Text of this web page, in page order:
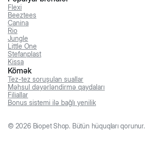
Flexi
Beeztees
Canina
Rio
Jungle
Little One
Stefanplast
Kissa
Kömək
Tez-tez soruşulan suallar
Məhsul dəyərləndirmə qaydaları
Filiallar
Bonus sistemi ilə bağlı yenilik
© 2026Biopet Shop. Bütün hüquqları qorunur.